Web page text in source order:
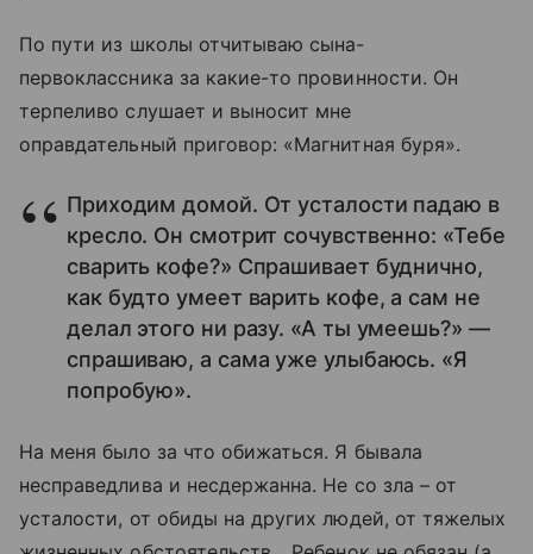
По пути из школы отчитываю сына-
первоклассника за какие-то провинности. Он
терпеливо слушает и выносит мне
оправдательный приговор: «Магнитная буря».
Приходим домой. От усталости падаю в
кресло. Он смотрит сочувственно: «Тебе
сварить кофе?» Спрашивает буднично,
как будто умеет варить кофе, а сам не
делал этого ни разу. «А ты умеешь?» —
спрашиваю, а сама уже улыбаюсь. «Я
попробую».
На меня было за что обижаться. Я бывала
несправедлива и несдержанна. Не со зла – от
усталости, от обиды на других людей, от тяжелых